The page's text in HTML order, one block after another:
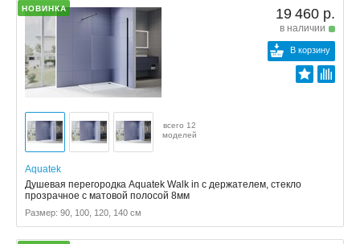
НОВИНКА 19 460 р.
в наличии
В корзину
всего 12
моделей
Aquatek
Душевая перегородка Aquatek Walk in с держателем, стекло
прозрачное с матовой полосой 8мм
Размер: 90, 100, 120, 140 см